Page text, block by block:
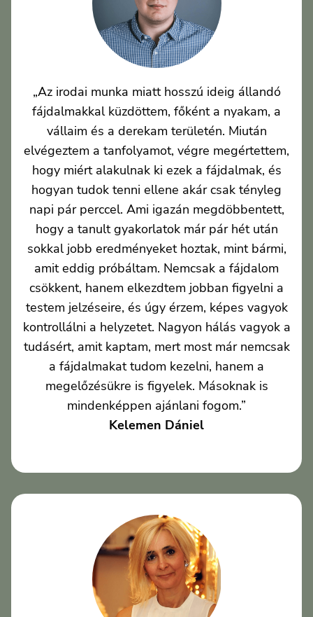
„Az irodai munka miatt hosszú ideig állandó
fájdalmakkal küzdöttem, főként a nyakam, a
vállaim és a derekam területén. Miután
elvégeztem a tanfolyamot, végre megértettem,
hogy miért alakulnak ki ezek a fájdalmak, és
hogyan tudok tenni ellene akár csak tényleg
napi pár perccel. Ami igazán megdöbbentett,
hogy a tanult gyakorlatok már pár hét után
sokkal jobb eredményeket hoztak, mint bármi,
amit eddig próbáltam. Nemcsak a fájdalom
csökkent, hanem elkezdtem jobban figyelni a
testem jelzéseire, és úgy érzem, képes vagyok
kontrollálni a helyzetet. Nagyon hálás vagyok a
tudásért, amit kaptam, mert most már nemcsak
a fájdalmakat tudom kezelni, hanem a
megelőzésükre is figyelek. Másoknak is
mindenképpen ajánlani fogom.”
Kelemen Dániel